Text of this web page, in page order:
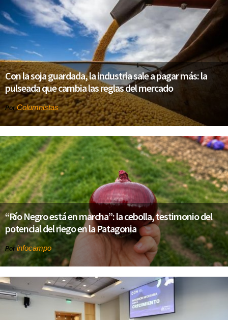
Con la soja guardada, la industria sale a pagar más: la
pulseada que cambia las reglas del mercado
PorColumnistas
“Río Negro está en marcha”: la cebolla, testimonio del
potencial del riego en la Patagonia
Por infocampo